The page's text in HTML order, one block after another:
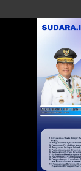
ke